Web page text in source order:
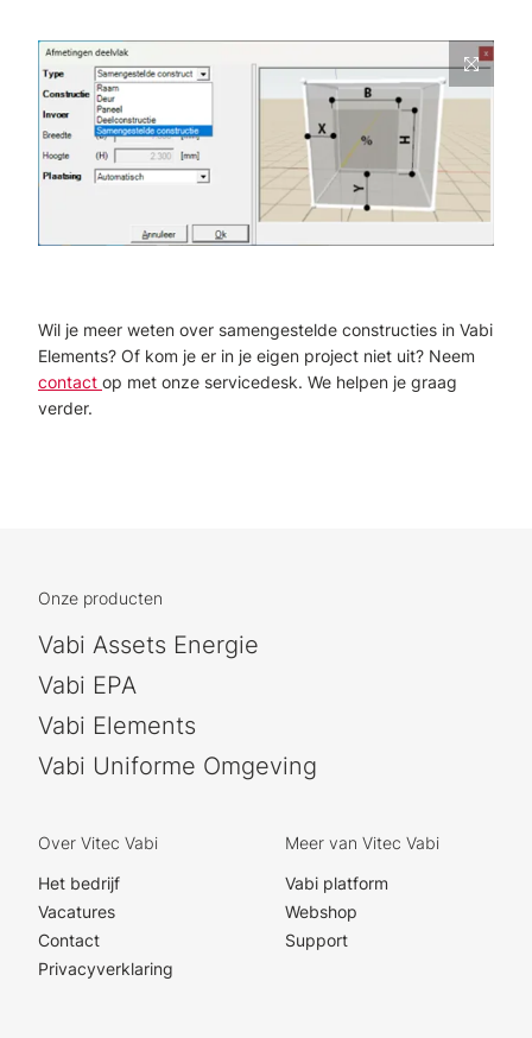
Wil je meer weten over samengestelde constructies in Vabi
Elements? Of kom je er in je eigen project niet uit? Neem
contact op met onze servicedesk. We helpen je graag
verder.
Onze producten
Vabi Assets Energie
Vabi EPA
Vabi Elements
Vabi Uniforme Omgeving
Over Vitec Vabi
Het bedrijf
Vacatures
Contact
Privacyverklaring
Meer van Vitec Vabi
Vabi platform
Webshop
Support